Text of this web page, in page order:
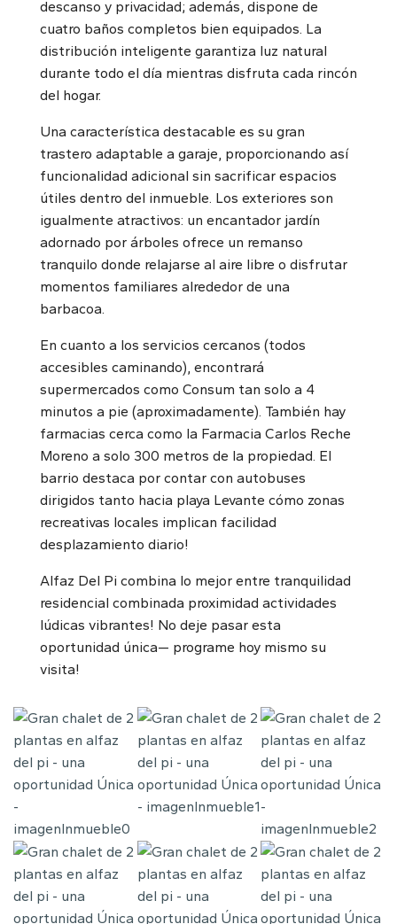
descanso y privacidad; además, dispone de
cuatro baños completos bien equipados. La
distribución inteligente garantiza luz natural
durante todo el día mientras disfruta cada rincón
del hogar.
Una característica destacable es su gran
trastero adaptable a garaje, proporcionando así
funcionalidad adicional sin sacrificar espacios
útiles dentro del inmueble. Los exteriores son
igualmente atractivos: un encantador jardín
adornado por árboles ofrece un remanso
tranquilo donde relajarse al aire libre o disfrutar
momentos familiares alrededor de una
barbacoa.
En cuanto a los servicios cercanos (todos
accesibles caminando), encontrará
supermercados como Consum tan solo a 4
minutos a pie (aproximadamente). También hay
farmacias cerca como la Farmacia Carlos Reche
Moreno a solo 300 metros de la propiedad. El
barrio destaca por contar con autobuses
dirigidos tanto hacia playa Levante cómo zonas
recreativas locales implican facilidad
desplazamiento diario!
Alfaz Del Pi combina lo mejor entre tranquilidad
residencial combinada proximidad actividades
lúdicas vibrantes! No deje pasar esta
oportunidad única— programe hoy mismo su
visita!